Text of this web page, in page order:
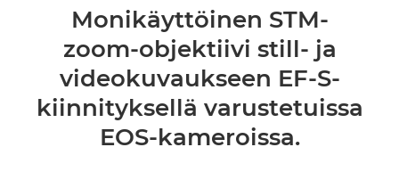
Yleiskuvaus
Tekniset tiedot
Monikäyttöinen STM-
zoom-objektiivi still- ja
videokuvaukseen EF-S-
kiinnityksellä varustetuissa
EOS-kameroissa.